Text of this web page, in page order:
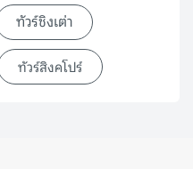
ทัวร์ชิงเต่า
ทัวร์สิงคโปร์